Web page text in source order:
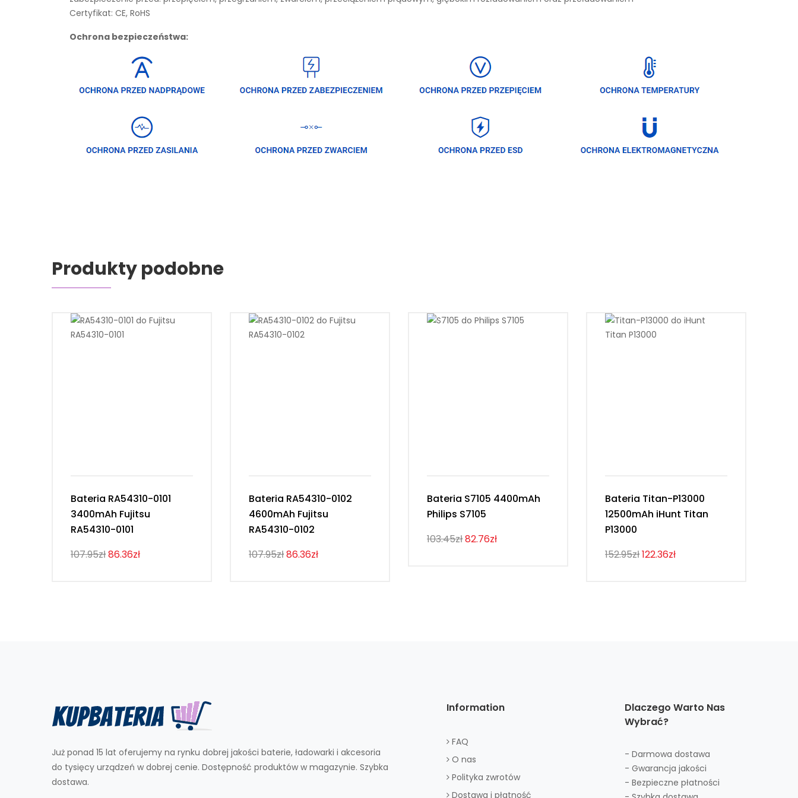
Certyfikat: CE, RoHS
Ochrona bezpieczeństwa:
Produkty podobne
Bateria RA54310-0101
3400mAh Fujitsu
RA54310-0101
107.95zł86.36zł
Bateria RA54310-0102
4600mAh Fujitsu
RA54310-0102
107.95zł86.36zł
Bateria S7105 4400mAh
Philips S7105
103.45zł82.76zł
Bateria Titan-P13000
12500mAh iHunt Titan
P13000
152.95zł122.36zł
Już ponad 15 lat oferujemy na rynku dobrej jakości baterie, ładowarki i akcesoria
do tysięcy urządzeń w dobrej cenie. Dostępność produktów w magazynie. Szybka
dostawa.
Information
FAQ
O nas
Polityka zwrotów
Dostawa i płatność
Dlaczego Warto Nas
Wybrać?
- Darmowa dostawa
- Gwarancja jakości
- Bezpieczne płatności